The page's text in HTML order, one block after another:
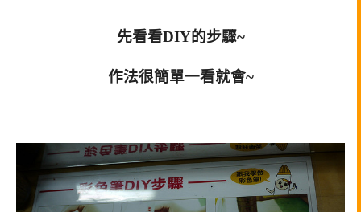
先看看DIY的步驟~
作法很簡單一看就會~